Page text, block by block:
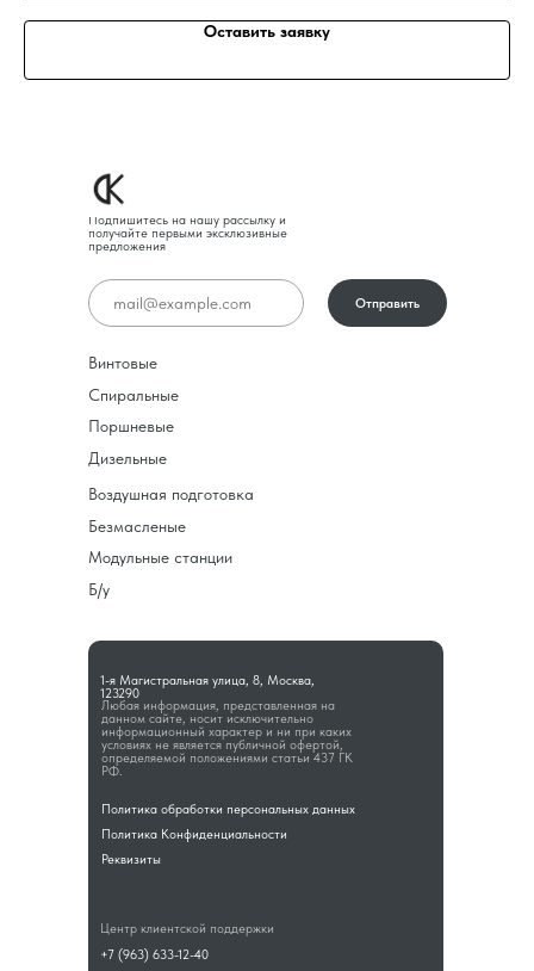
Оставить заявку
Любая информация, представленная на
данном сайте, носит исключительно
информационный характер и ни при каких
условиях не является публичной офертой,
определяемой положениями статьи 437 ГК
РФ.
1-я Магистральная улица, 8, Москва,
123290
Подпишитесь на нашу рассылку и
получайте первыми эксклюзивные
предложения
Винтовые
Спиральные
Поршневые
Дизельные
Воздушная подготовка
Безмасленые
Модульные станции
Б/у
Политика обработки персональных данных
Политика Конфиденциальности
Реквизиты
Центр клиентской поддержки
+7 (963) 633-12-40
Отправить